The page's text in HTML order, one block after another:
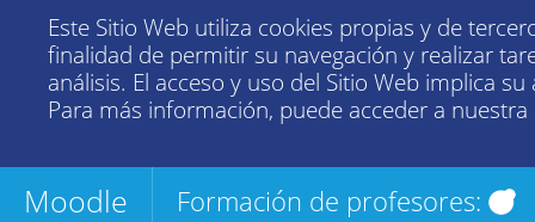
Este Sitio Web utiliza cookies propias y de
finalidad de permitir su navegación y realizar
análisis. El acceso y uso del Sitio Web implica su
Para más información, puede acceder a nuestra
Moodle Formación de profesores: